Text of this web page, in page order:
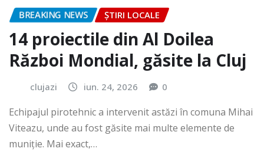
BREAKING NEWS ȘTIRI LOCALE
14 proiectile din Al Doilea
Război Mondial, găsite la Cluj
clujazi iun. 24, 2026 0
Echipajul pirotehnic a intervenit astăzi în comuna Mihai
Viteazu, unde au fost găsite mai multe elemente de
muniție. Mai exact,…